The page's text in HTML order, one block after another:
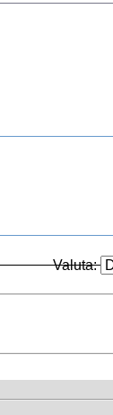
Valuta: